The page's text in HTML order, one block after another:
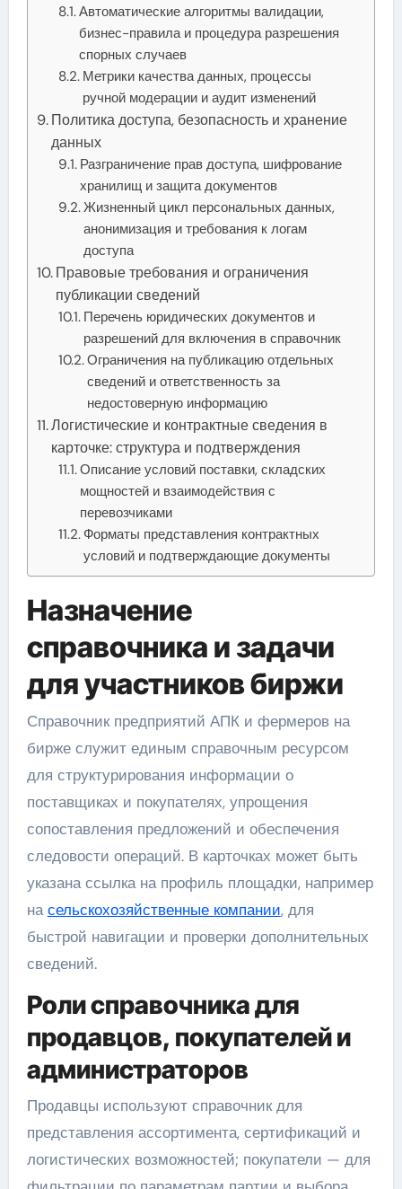
Автоматические алгоритмы валидации,
бизнес-правила и процедура разрешения
спорных случаев
Метрики качества данных, процессы
ручной модерации и аудит изменений
Политика доступа, безопасность и хранение
данных
Разграничение прав доступа, шифрование
хранилищ и защита документов
Жизненный цикл персональных данных,
анонимизация и требования к логам
доступа
Правовые требования и ограничения
публикации сведений
Перечень юридических документов и
разрешений для включения в справочник
Ограничения на публикацию отдельных
сведений и ответственность за
недостоверную информацию
Логистические и контрактные сведения в
карточке: структура и подтверждения
Описание условий поставки, складских
мощностей и взаимодействия с
перевозчиками
Форматы представления контрактных
условий и подтверждающие документы
Назначение
справочника и задачи
для участников биржи
Справочник предприятий АПК и фермеров на
бирже служит единым справочным ресурсом
для структурирования информации о
поставщиках и покупателях, упрощения
сопоставления предложений и обеспечения
следовости операций. В карточках может быть
указана ссылка на профиль площадки, например
насельскохозяйственные компании, для
быстрой навигации и проверки дополнительных
сведений.
Роли справочника для
продавцов, покупателей и
администраторов
Продавцы используют справочник для
представления ассортимента, сертификаций и
логистических возможностей; покупатели — для